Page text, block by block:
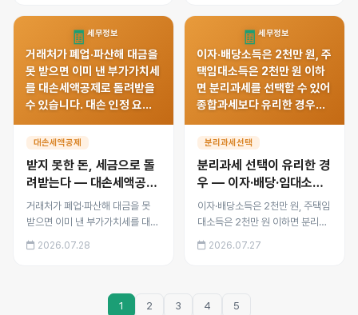
🧾 세무정보
거래처가 폐업·파산해 대금을
못 받으면 이미 낸 부가가치세
를 대손세액공제로 돌려받을
수 있습니다. 대손 인정 요건,
요건, 이후 대금을 받으면 재
했습니다.
대손세액공제
받지 못한 돈, 세금으로 돌
려받는다 — 대손세액공제
신청법
거래처가 폐업·파산해 대금을 못
받으면 이미 낸 부가가치세를 대손
세액공제로 돌려받을 수 있습니다.
대손 인정 요건, 공제 시기, 소멸시
2026.07.28
🧾 세무정보
이자·배당소득은 2천만 원, 주
택임대소득은 2천만 원 이하
면 분리과세를 선택할 수 있어
종합과세보다 유리한 경우가
세 요건과 세율, 종합과세와의
니다.
분리과세선택
분리과세 선택이 유리한 경
우 — 이자·배당·임대소득
절세 전략
이자·배당소득은 2천만 원, 주택임
대소득은 2천만 원 이하면 분리과
세를 선택할 수 있어 종합과세보다
유리한 경우가 많습니다. 소득 유
했습니다.
2026.07.27
1 2 3 4 5